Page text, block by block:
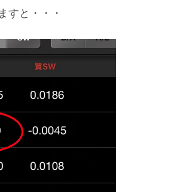
すと・・・